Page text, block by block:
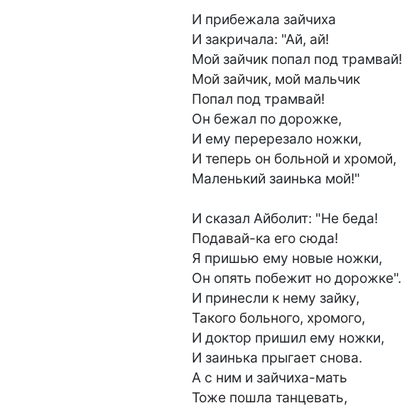
И прибежала зайчиха
И закричала: "Ай, ай!
Мой зайчик попал под трамвай!
Мой зайчик, мой мальчик
Попал под трамвай!
Он бежал по дорожке,
И ему перерезало ножки,
И теперь он больной и хромой,
Маленький заинька мой!"
И сказал Айболит: "Не беда!
Подавай-ка его сюда!
Я пришью ему новые ножки,
Он опять побежит но дорожке".
И принесли к нему зайку,
Такого больного, хромого,
И доктор пришил ему ножки,
И заинька прыгает снова.
А с ним и зайчиха-мать
Тоже пошла танцевать,